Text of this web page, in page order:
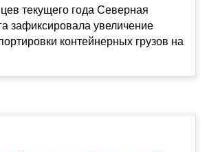
текущего года Северная
зафиксировала увеличение
контейнерных грузов на